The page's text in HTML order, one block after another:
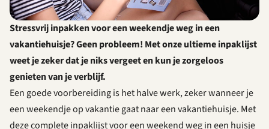
Stressvrij inpakken voor een weekendje weg in een
vakantiehuisje? Geen probleem! Met onze ultieme inpaklijst
weet je zeker dat je niks vergeet en kun je zorgeloos
genieten van je verblijf.
Een goede voorbereiding is het halve werk, zeker wanneer je
een weekendje op vakantie gaat naar een vakantiehuisje. Met
deze complete inpaklijst voor een weekend weg in een huisje